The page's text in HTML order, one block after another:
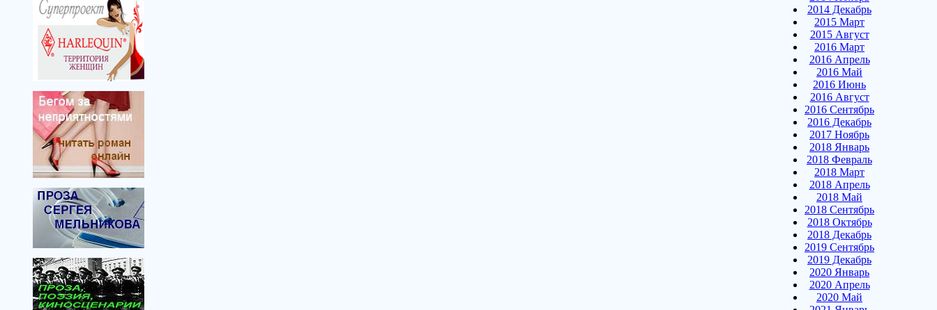
2014 Декабрь
2015 Март
2015 Август
2016 Март
2016 Апрель
2016 Май
2016 Июнь
2016 Август
2016 Сентябрь
2016 Декабрь
2017 Ноябрь
2018 Январь
2018 Февраль
2018 Март
2018 Апрель
2018 Май
2018 Сентябрь
2018 Октябрь
2018 Декабрь
2019 Сентябрь
2019 Декабрь
2020 Январь
2020 Апрель
2020 Май